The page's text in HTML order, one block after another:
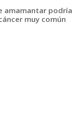
amamantar podría
muy común